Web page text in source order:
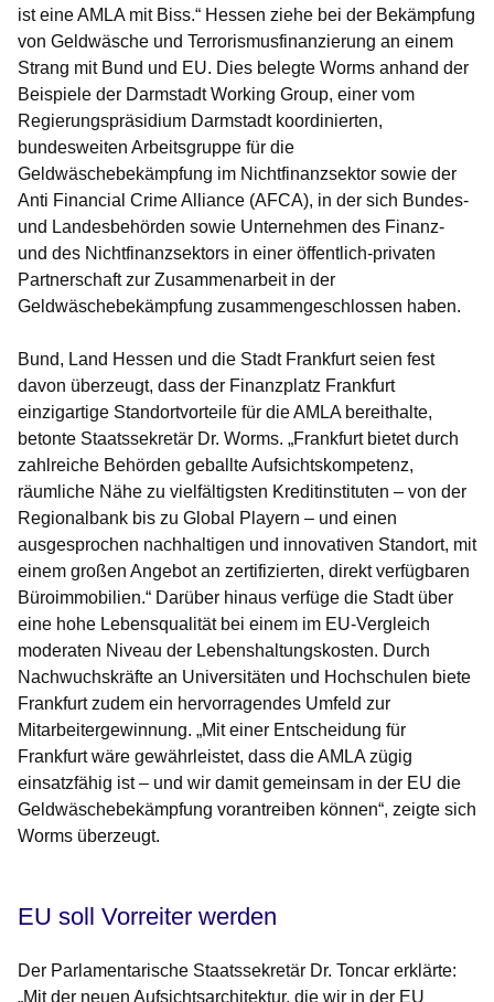
ist eine AMLA mit Biss.“ Hessen ziehe bei der Bekämpfung
von Geldwäsche und Terrorismusfinanzierung an einem
Strang mit Bund und EU. Dies belegte Worms anhand der
Beispiele der Darmstadt Working Group, einer vom
Regierungspräsidium Darmstadt koordinierten,
bundesweiten Arbeitsgruppe für die
Geldwäschebekämpfung im Nichtfinanzsektor sowie der
Anti Financial Crime Alliance (AFCA), in der sich Bundes-
und Landesbehörden sowie Unternehmen des Finanz-
und des Nichtfinanzsektors in einer öffentlich-privaten
Partnerschaft zur Zusammenarbeit in der
Geldwäschebekämpfung zusammengeschlossen haben.
Bund, Land Hessen und die Stadt Frankfurt seien fest
davon überzeugt, dass der Finanzplatz Frankfurt
einzigartige Standortvorteile für die AMLA bereithalte,
betonte Staatssekretär Dr. Worms. „Frankfurt bietet durch
zahlreiche Behörden geballte Aufsichtskompetenz,
räumliche Nähe zu vielfältigsten Kreditinstituten – von der
Regionalbank bis zu Global Playern – und einen
ausgesprochen nachhaltigen und innovativen Standort, mit
einem großen Angebot an zertifizierten, direkt verfügbaren
Büroimmobilien.“ Darüber hinaus verfüge die Stadt über
eine hohe Lebensqualität bei einem im EU-Vergleich
moderaten Niveau der Lebenshaltungskosten. Durch
Nachwuchskräfte an Universitäten und Hochschulen biete
Frankfurt zudem ein hervorragendes Umfeld zur
Mitarbeitergewinnung. „Mit einer Entscheidung für
Frankfurt wäre gewährleistet, dass die AMLA zügig
einsatzfähig ist – und wir damit gemeinsam in der EU die
Geldwäschebekämpfung vorantreiben können“, zeigte sich
Worms überzeugt.
EU soll Vorreiter werden
Der Parlamentarische Staatssekretär Dr. Toncar erklärte:
„Mit der neuen Aufsichtsarchitektur, die wir in der EU